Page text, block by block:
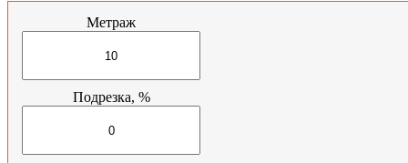
Метраж
Подрезка, %